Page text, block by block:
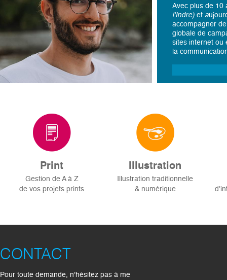
Avec plus de 10
l'Indre) et a
accompagner
globale de
sites internet ou
la
Print
Gestion de A à Z
de vos projets prints
Illustration
Illustration traditionnelle
& numérique
CONTACT
Pour toute demande, n'hésitez pas à me